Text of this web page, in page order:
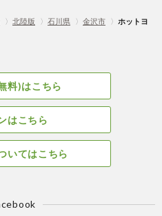
〉 北陸版 〉 石川県 〉 金沢市 〉 ホットヨ
料)はこちら
はこちら
いてはこちら